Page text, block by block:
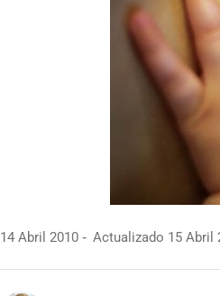
14 Abril 2010 Actualizado 15 Abril